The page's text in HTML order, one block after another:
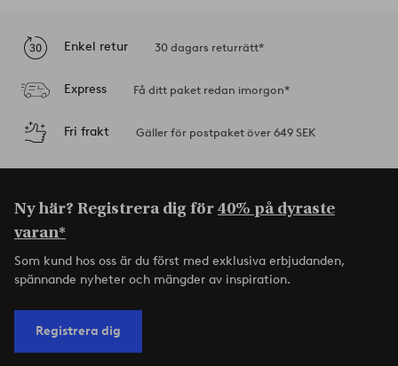
Enkel retur 30 dagars returrätt*
Express Få ditt paket redan imorgon*
Fri frakt Gäller för postpaket över 649 SEK
Ny här? Registrera dig för40% på dyraste
varan*
Som kund hos oss är du först med exklusiva erbjudanden,
spännande nyheter och mängder av inspiration.
Registrera dig